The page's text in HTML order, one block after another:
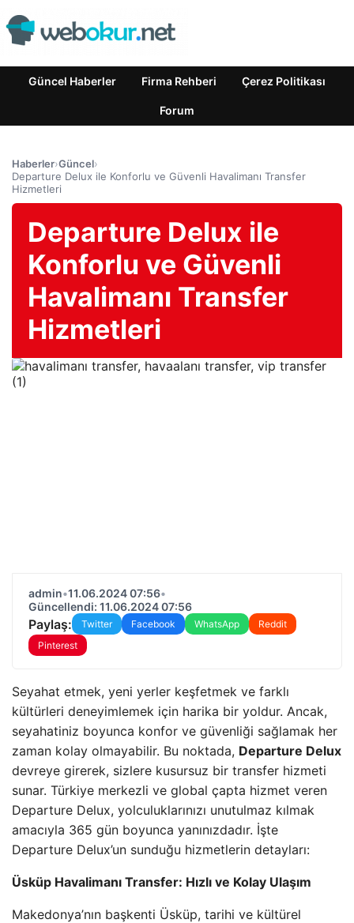
Güncel Haberler Firma Rehberi Çerez Politikası
Forum
Haberler›Güncel›
Departure Delux ile Konforlu ve Güvenli Havalimanı Transfer
Hizmetleri
Departure Delux ile
Konforlu ve Güvenli
Havalimanı Transfer
Hizmetleri
admin•11.06.2024 07:56•
Güncellendi: 11.06.2024 07:56
Paylaş: Twitter Facebook WhatsApp
Reddit
Pinterest
Seyahat etmek, yeni yerler keşfetmek ve farklı
kültürleri deneyimlemek için harika bir yoldur. Ancak,
seyahatiniz boyunca konfor ve güvenliği sağlamak her
zaman kolay olmayabilir. Bu noktada, Departure Delux
devreye girerek, sizlere kusursuz bir transfer hizmeti
sunar. Türkiye merkezli ve global çapta hizmet veren
Departure Delux, yolculuklarınızı unutulmaz kılmak
amacıyla 365 gün boyunca yanınızdadır. İşte
Departure Delux’un sunduğu hizmetlerin detayları:
Üsküp Havalimanı Transfer: Hızlı ve Kolay Ulaşım
Makedonya’nın başkenti Üsküp, tarihi ve kültürel